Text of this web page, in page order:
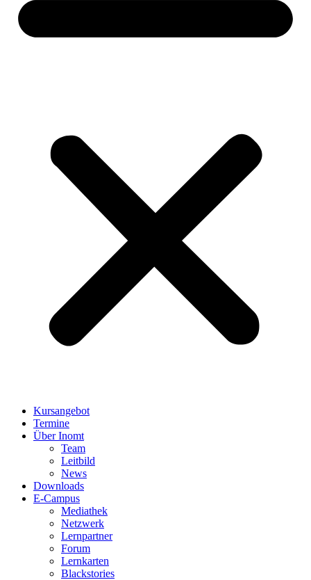
Kursangebot
Termine
Über Inomt
Team
Leitbild
News
Downloads
E-Campus
Mediathek
Netzwerk
Lernpartner
Forum
Lernkarten
Blackstories